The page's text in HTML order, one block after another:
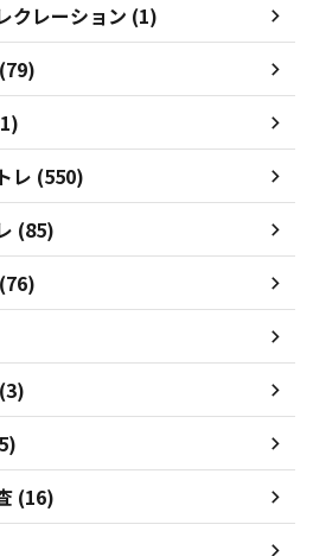
クレーション (1)
レ (550)
(85)
(16)